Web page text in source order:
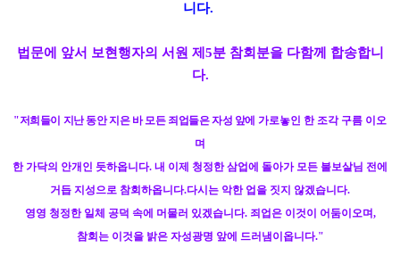
니다.
법문에 앞서 보현행자의 서원 제5분 참회분을 다함께 합송합니
다.
"저희들이 지난 동안 지은 바 모든 죄업들은 자성 앞에 가로놓인 한 조각 구름 이오
며
한 가닥의 안개인 듯하옵니다. 내 이제 청정한삼업에 돌아가 모든 불보살님 전에
거듭 지성으로 참회하옵니다.다시는 악한 업을 짓지 않겠습니다.
영영 청정한 일체 공덕 속에 머물러 있겠습니다. 죄업은 이것이 어둠이오며,
참회는 이것을 밝은 자성광명 앞에 드러냄이옵니다."